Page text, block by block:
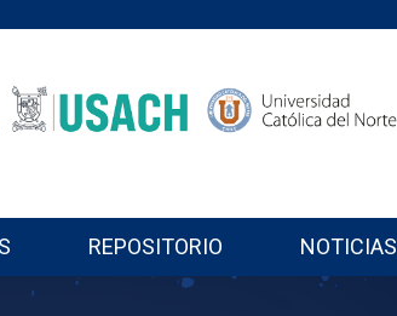
REPOSITORIO NOTICIAS